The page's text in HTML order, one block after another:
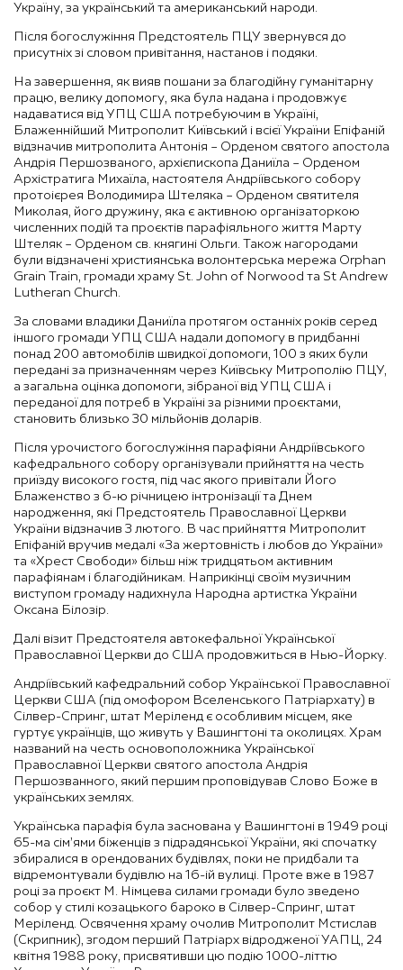
Україну, за український та американський народи.
Після богослужіння Предстоятель ПЦУ звернувся до
присутніх зі словом привітання, настанов і подяки.
На завершення, як вияв пошани за благодійну гуманітарну
працю, велику допомогу, яка була надана і продовжує
надаватися від УПЦ США потребуючим в Україні,
Блаженнійший Митрополит Київський і всієї України Епіфаній
відзначив митрополита Антонія – Орденом святого апостола
Андрія Першозваного, архієпископа Даниїла – Орденом
Архістратига Михаїла, настоятеля Андріївського собору
протоієрея Володимира Штеляка – Орденом святителя
Миколая, його дружину, яка є активною організаторкою
численних подій та проєктів парафіяльного життя Марту
Штеляк – Орденом св. княгині Ольги. Також нагородами
були відзначені християнська волонтерська мережа Orphan
Grain Train, громади храму ⁠St. John of Norwood та St Andrew
Lutheran Church.
За словами владики Даниїла протягом останніх років серед
іншого громади УПЦ США надали допомогу в придбанні
понад 200 автомобілів швидкої допомоги, 100 з яких були
передані за призначенням через Київську Митрополію ПЦУ,
а загальна оцінка допомоги, зібраної від УПЦ США і
переданої для потреб в Україні за різними проєктами,
становить близько 30 мільйонів доларів.
Після урочистого богослужіння парафіяни Андріївського
кафедрального собору організували прийняття на честь
приїзду високого гостя, під час якого привітали Його
Блаженство з 6-ю річницею інтронізації та Днем
народження, які Предстоятель Православної Церкви
України відзначив 3 лютого. В час прийняття Митрополит
Епіфаній вручив медалі «За жертовність і любов до України»
та «Хрест Свободи» більш ніж тридцятьом активним
парафіянам і благодійникам. Наприкінці своїм музичним
виступом громаду надихнула Народна артистка України
Оксана Білозір.
Далі візит Предстоятеля автокефальної Української
Православної Церкви до США продовжиться в Нью-Йорку.
Андріївський кафедральний собор Української Православної
Церкви США (під омофором Вселенського Патріархату) в
Сілвер-Спринг, штат Меріленд є особливим місцем, яке
гуртує українців, що живуть у Вашингтоні та околицях. Храм
названий на честь основоположника Української
Православної Церкви святого апостола Андрія
Першозванного, який першим проповідував Слово Боже в
українських землях.
Українська парафія була заснована у Вашингтоні в 1949 році
65-ма сім’ями біженців з підрадянської України, які спочатку
збиралися в орендованих будівлях, поки не придбали та
відремонтували будівлю на 16-ій вулиці. Проте вже в 1987
році за проєкт М. Німцева силами громади було зведено
собор у стилі козацького бароко в Сілвер-Спринг, штат
Меріленд. Освячення храму очолив Митрополит Мстислав
(Скрипник), згодом перший Патріарх відродженої УАПЦ, 24
квітня 1988 року, присвятивши цю подію 1000-літтю